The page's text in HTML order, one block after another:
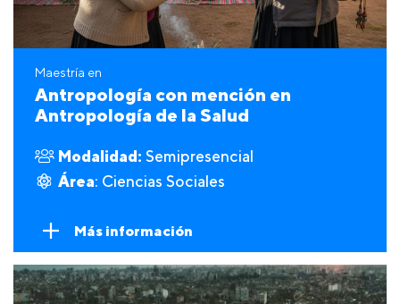
Maestría en
Antropología con mención en
Antropología de la Salud
Modalidad: Semipresencial
Área: Ciencias Sociales
Más información